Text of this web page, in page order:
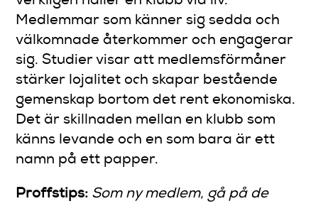
Medlemmar som känner sig sedda och
välkomnade återkommer och engagerar
sig. Studier visar att medlemsförmåner
stärker lojalitet och skapar bestående
gemenskap bortom det rent ekonomiska.
Det är skillnaden mellan en klubb som
känns levande och en som bara är ett
namn på ett papper.
Proffstips: Som ny medlem, gå på de